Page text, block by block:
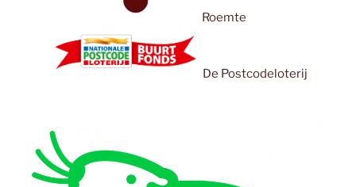
Roemte
De Postcodeloterij